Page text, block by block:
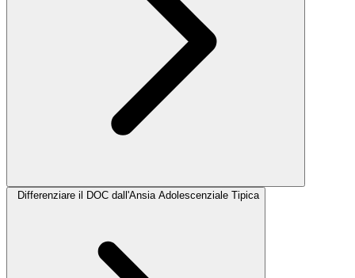
Differenziare il DOC dall'Ansia Adolescenziale Tipica